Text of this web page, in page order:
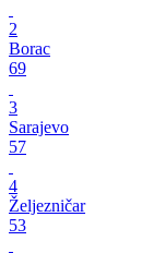
2
Borac
69
3
Sarajevo
57
4
Željezničar
53